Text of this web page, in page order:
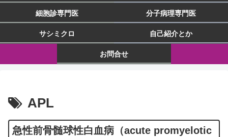
細胞診専門医 分子病理専門医
サシミクロ 自己紹介とか
お問合せ
APL
急性前骨髄球性白血病（acute promyelotic